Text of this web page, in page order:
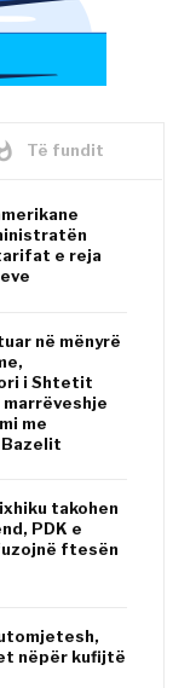
Të fundit
e reja
në mënyrë
i Shtetit
marrëveshje
me
takohen
PDK e
ftesën
nëpër kufijtë